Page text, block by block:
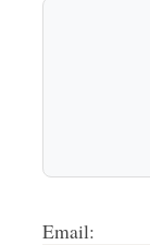
biasimare
Email: